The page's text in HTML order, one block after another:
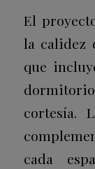
El
la calidez
que
cortesía.
cada